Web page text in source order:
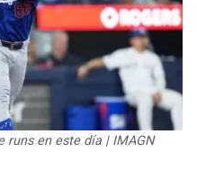
runs en este día | IMAGN